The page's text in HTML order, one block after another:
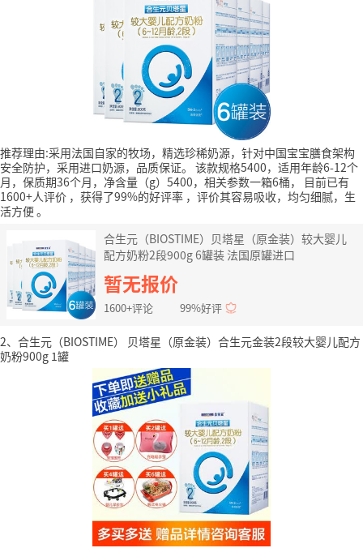
推荐理由:采用法国自家的牧场，精选珍稀奶源，针对中国宝宝膳食架构
安全防护，采用进口奶源，品质保证。 该款规格5400，适用年龄6-12个
月，保质期36个月，净含量（g）5400，相关参数一箱6桶，
目前已有
1600+人评价 ，获得了99%的好评率 ，评价其容易吸收，均匀细腻，生
活方便。
合生元（BIOSTIME）贝塔星（原金装）较大婴儿
配方奶粉2段900g 6罐装 法国原罐进口
暂无报价
1600+评论 99%好评
2、合生元（BIOSTIME） 贝塔星（原金装）合生元金装2段较大婴儿配方
奶粉900g 1罐